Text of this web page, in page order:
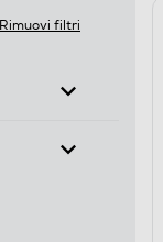
Rimuovi filtri